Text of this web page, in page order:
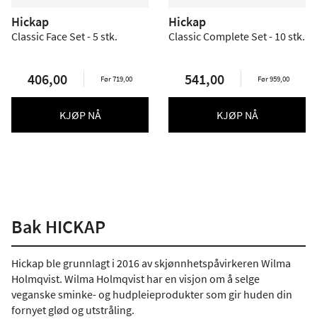
Hickap
Classic Face Set - 5 stk.
406,00 Før 719,00
KJØP NÅ
Hickap
Classic Complete Set - 10 stk.
541,00 Før 959,00
KJØP NÅ
Bak HICKAP
Hickap ble grunnlagt i 2016 av skjønnhetspåvirkeren Wilma
Holmqvist. Wilma Holmqvist har en visjon om å selge
veganske sminke- og hudpleieprodukter som gir huden din
fornyet glød og utstråling.